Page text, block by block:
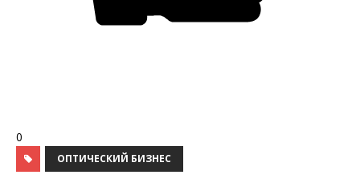
0
ОПТИЧЕСКИЙ БИЗНЕС